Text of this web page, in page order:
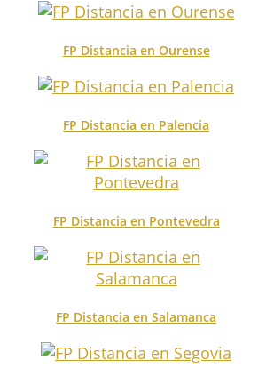
FP Distancia en Ourense
FP Distancia en Palencia
FP Distancia en Pontevedra
FP Distancia en Salamanca